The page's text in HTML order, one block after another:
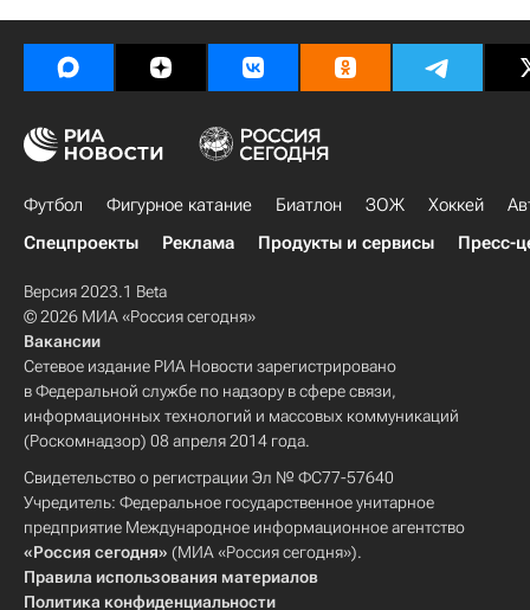
Футбол Фигурное катание Биатлон ЗОЖ Хоккей
Спецпроекты
Реклама Продукты и сервисы Пресс-
Версия 2023.1 Beta
© 2026 МИА «Россия сегодня»
Вакансии
Сетевое издание РИА Новости зарегистрировано
в Федеральной службе по надзору в сфере связи,
информационных технологий и массовых коммуникаций
(Роскомнадзор) 08 апреля 2014 года.
Свидетельство о регистрации Эл № ФС77-57640
Учредитель: Федеральное государственное унитарное
предприятие Международное информационное агентство
«Россия сегодня» (МИА «Россия сегодня»).
Правила использования материалов
Политика конфиденциальности